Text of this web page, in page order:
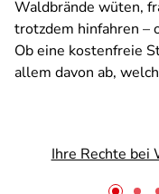
Waldbrände wüten,
trotzdem hinfahren –
Ob eine kostenfreie
allem davon ab,
Ihre Rechte bei